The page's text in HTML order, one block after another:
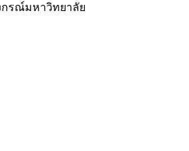
กรณ์มหาวิทยาลัย